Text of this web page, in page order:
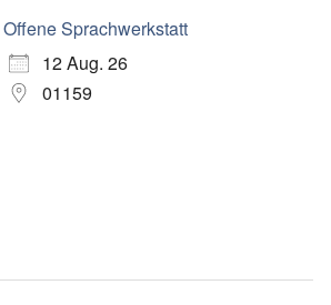
Offene Sprachwerkstatt
12 Aug. 26
01159